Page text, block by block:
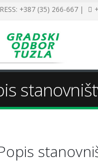
+387 (35) 266-667 |